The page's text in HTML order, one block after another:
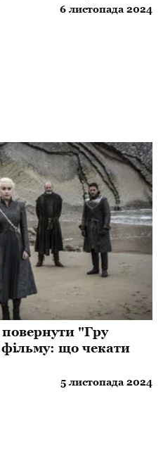
6 листопада 2024
"Гру
фільму: що чекати
5 листопада 2024